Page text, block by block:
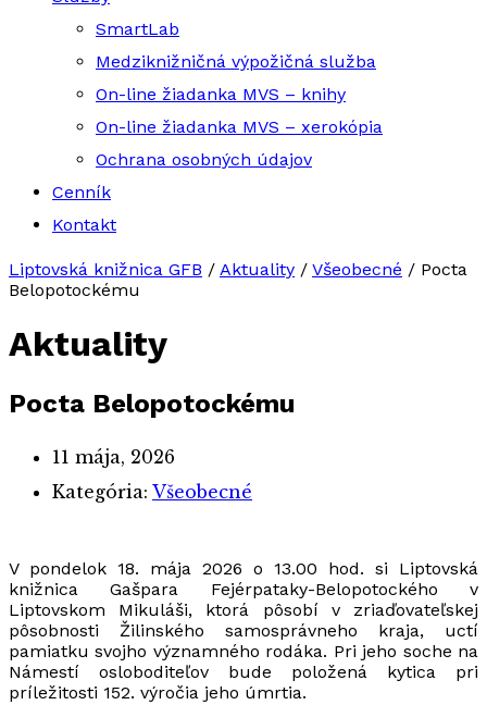
SmartLab
Medziknižničná výpožičná služba
On-line žiadanka MVS – knihy
On-line žiadanka MVS – xerokópia
Ochrana osobných údajov
Cenník
Kontakt
Liptovská knižnica GFB / Aktuality / Všeobecné / Pocta
Belopotockému
Aktuality
Pocta Belopotockému
11 mája, 2026
Kategória: Všeobecné
V pondelok 18. mája 2026 o 13.00 hod. si Liptovská
knižnica Gašpara Fejérpataky-Belopotockého v
Liptovskom Mikuláši, ktorá pôsobí v zriaďovateľskej
pôsobnosti Žilinského samosprávneho kraja, uctí
pamiatku svojho významného rodáka. Pri jeho soche na
Námestí osloboditeľov bude položená kytica pri
príležitosti 152. výročia jeho úmrtia.